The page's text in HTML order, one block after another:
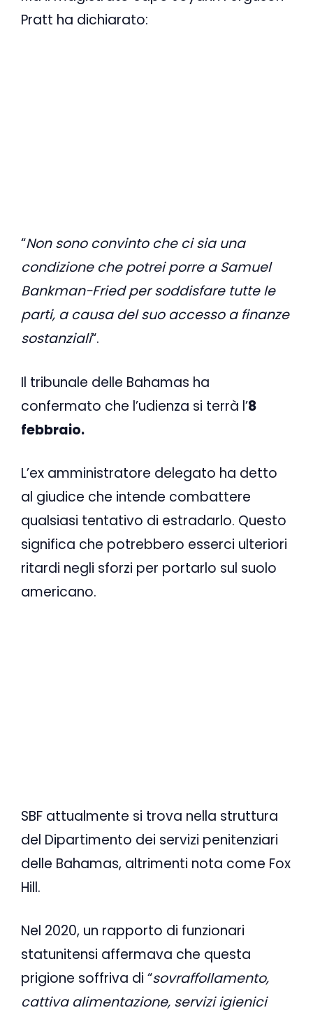
Pratt ha dichiarato:
“Non sono convinto che ci sia una
condizione che potrei porre a Samuel
Bankman-Fried per soddisfare tutte le
parti, a causa del suo accesso a finanze
sostanziali“.
Il tribunale delle Bahamas ha
confermato che l’udienza si terrà l’8
febbraio.
L’ex amministratore delegato ha detto
al giudice che intende combattere
qualsiasi tentativo di estradarlo. Questo
significa che potrebbero esserci ulteriori
ritardi negli sforzi per portarlo sul suolo
americano.
SBF attualmente si trova nella struttura
del Dipartimento dei servizi penitenziari
delle Bahamas, altrimenti nota come Fox
Hill.
Nel 2020, un rapporto di funzionari
statunitensi affermava che questa
prigione soffriva di “sovraffollamento,
cattiva alimentazione, servizi igienici